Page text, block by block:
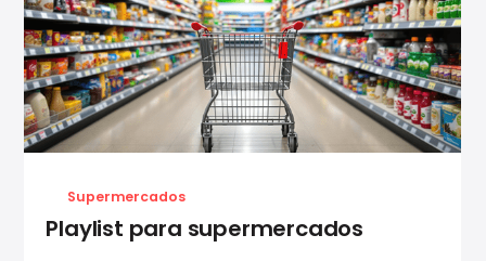
Supermercados
Playlist para supermercados